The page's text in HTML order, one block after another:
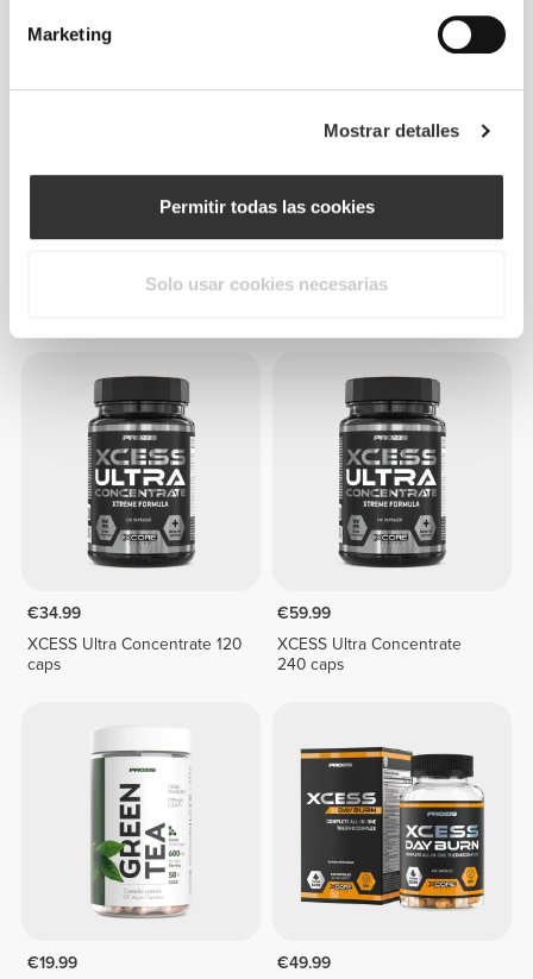
Marketing
Mostrar detalles
Permitir todas las cookies
Solo usar cookies necesarias
3 X Sachet RIPPED Pre-
12.3 g
2 Week Cut & Burn 90 Caps -
€34.99
XCESS Ultra Concentrate 120
caps
€59.99
XCESS Ultra Concentrate
240 caps
€19.99
€49.99